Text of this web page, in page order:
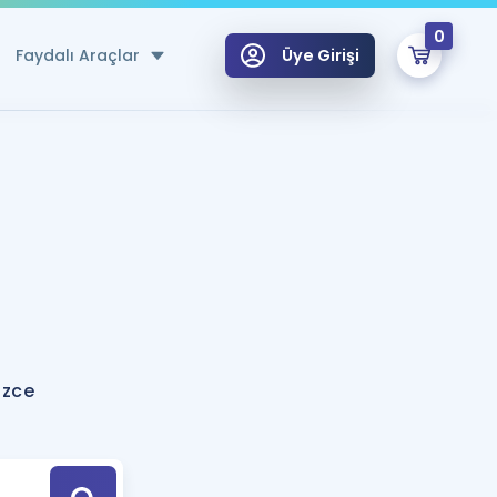
Faydalı Araçlar
Hesaplama Aracı
için Öneriler
Tek Takvimde
Üye Girişi
0